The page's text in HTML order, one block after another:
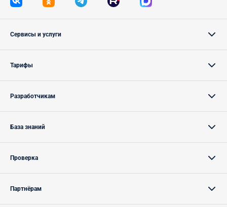
Сервисы и услуги
Тарифы
Разработчикам
База знаний
Проверка
Партнёрам